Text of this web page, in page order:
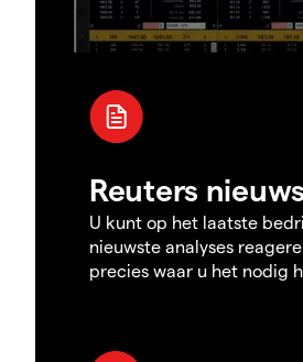
Reuters
U kunt op het laatste
nieuwste analyses
precies waar u het nodig